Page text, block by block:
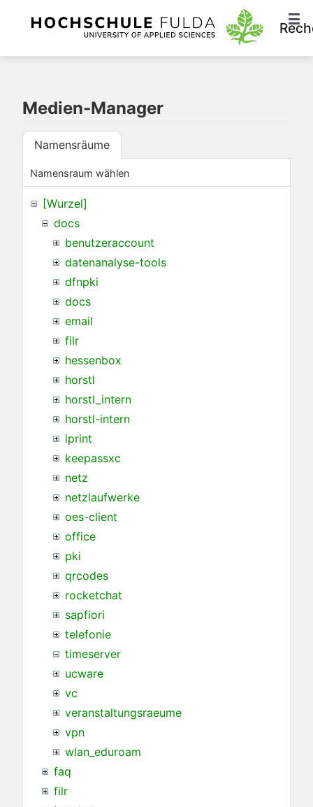
Medien-Manager
Namensräume
Namensraum wählen
[Wurzel]
docs
benutzeraccount
datenanalyse-tools
dfnpki
docs
email
filr
hessenbox
horstl
horstl_intern
horstl-intern
iprint
keepassxc
netz
netzlaufwerke
oes-client
office
pki
qrcodes
rocketchat
sapfiori
telefonie
timeserver
ucware
vc
veranstaltungsraeume
vpn
wlan_eduroam
faq
filr